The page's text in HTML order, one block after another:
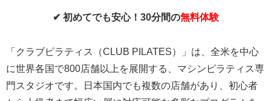
✔ 初めてでも安心！30分間の無料体験
「クラブピラティス（CLUB PILATES）」は、全米を中心
に世界各国で800店舗以上を展開する、マシンピラティス専
門スタジオです。日本国内でも複数の店舗があり、初心者